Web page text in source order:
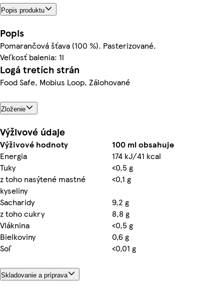
Popis produktu
Popis
Pomarančová šťava (100 %). Pasterizované.
Veľkosť balenia: 1l
Logá tretích strán
Food Safe, Mobius Loop, Zálohované
Zloženie
Výživové údaje
Výživové hodnoty
100 ml obsahuje
Energia
174 kJ/41 kcal
Tuky
<0,5 g
z toho nasýtené mastné
kyseliny
<0,1 g
Sacharidy
9,2 g
z toho cukry
8,8 g
Vláknina
<0,5 g
Bielkoviny
0,6 g
Soľ
<0,01 g
Skladovanie a príprava